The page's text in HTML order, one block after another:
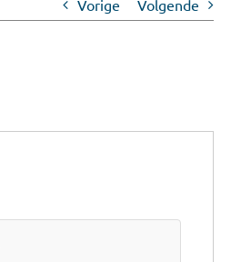
Vorige Volgende